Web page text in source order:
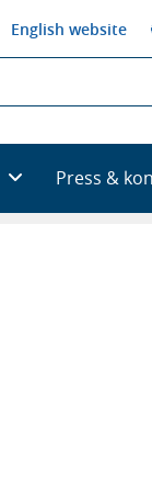
English website
Press &